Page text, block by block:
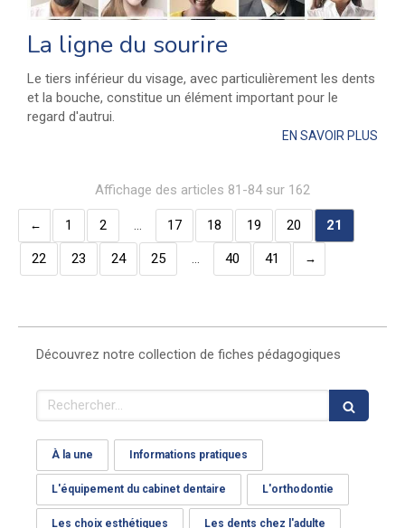
La ligne du sourire
Le tiers inférieur du visage, avec particulièrement les dents
et la bouche, constitue un élément important pour le
regard d'autrui.
EN SAVOIR PLUS
Affichage des articles 81-84 sur 162
1 2 … 17 18 19 20 21
22 23 24 25 … 40 41
Découvrez notre collection de fiches pédagogiques
Rechercher
À la une Informations pratiques
L'équipement du cabinet dentaire L'orthodontie
Les choix esthétiques Les dents chez l'adulte